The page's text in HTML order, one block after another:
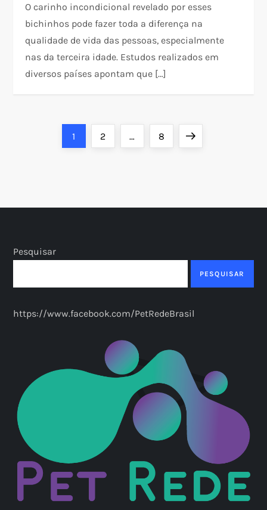
O carinho incondicional revelado por esses
bichinhos pode fazer toda a diferença na
qualidade de vida das pessoas, especialmente
nas da terceira idade. Estudos realizados em
diversos países apontam que […]
n
ç
d
e
p
o
s
Page
1 Page
2 … Page
8 Next
Pesquisar
PESQUISAR
https://www.facebook.com/PetRedeBrasil